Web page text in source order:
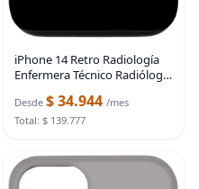
iPhone 14 Retro Radiología
Enfermera Técnico Radiólogo
Desde $ 34.944 /mes
Total: $ 139.777